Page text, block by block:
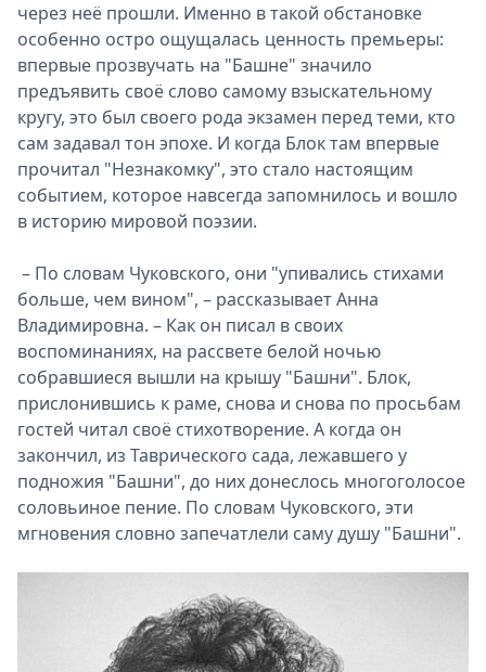
через неё прошли. Именно в такой обстановке
особенно остро ощущалась ценность премьеры:
впервые прозвучать на "Башне" значило
предъявить своё слово самому взыскательному
кругу, это был своего рода экзамен перед теми, кто
сам задавал тон эпохе. И когда Блок там впервые
прочитал "Незнакомку", это стало настоящим
событием, которое навсегда запомнилось и вошло
в историю мировой поэзии.
– По словам Чуковского, они "упивались стихами
больше, чем вином", – рассказывает Анна
Владимировна. – Как он писал в своих
воспоминаниях, на рассвете белой ночью
собравшиеся вышли на крышу "Башни". Блок,
прислонившись к раме, снова и снова по просьбам
гостей читал своё стихотворение. А когда он
закончил, из Таврического сада, лежавшего у
подножия "Башни", до них донеслось многоголосое
соловьиное пение. По словам Чуковского, эти
мгновения словно запечатлели саму душу "Башни".